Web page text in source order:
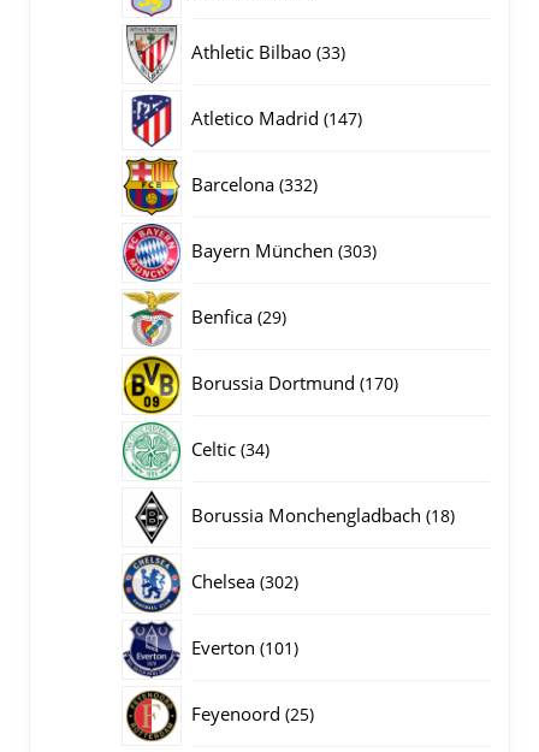
Athletic Bilbao 3333
Atletico Madrid 147147
Barcelona 332332
Bayern München 303303
Benfica 2929
Borussia Dortmund 170170
Celtic 3434
Borussia Monchengladbach 1818
Chelsea 302302
Everton 101101
Feyenoord 2525